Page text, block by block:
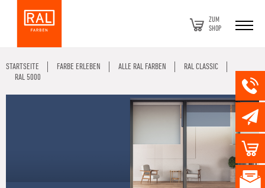
ZUM
SHOP
STARTSEITE FARBE ERLEBEN ALLE RAL FARBEN
RAL CLASSIC
RAL 5000